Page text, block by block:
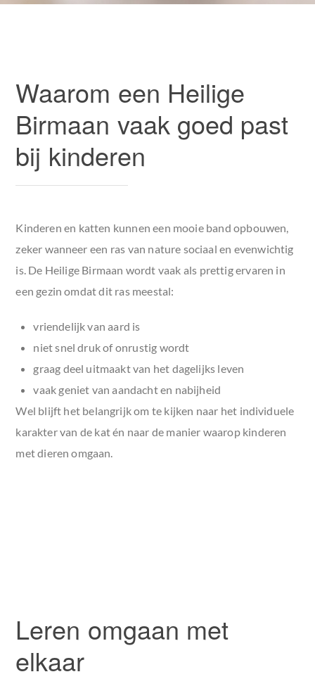
Waarom een Heilige
Birmaan vaak goed past
bij kinderen
Kinderen en katten kunnen een mooie band opbouwen,
zeker wanneer een ras van nature sociaal en evenwichtig
is. De Heilige Birmaan wordt vaak als prettig ervaren in
een gezin omdat dit ras meestal:
vriendelijk van aard is
niet snel druk of onrustig wordt
graag deel uitmaakt van het dagelijks leven
vaak geniet van aandacht en nabijheid
Wel blijft het belangrijk om te kijken naar het individuele
karakter van de kat én naar de manier waarop kinderen
met dieren omgaan.
Leren omgaan met
elkaar